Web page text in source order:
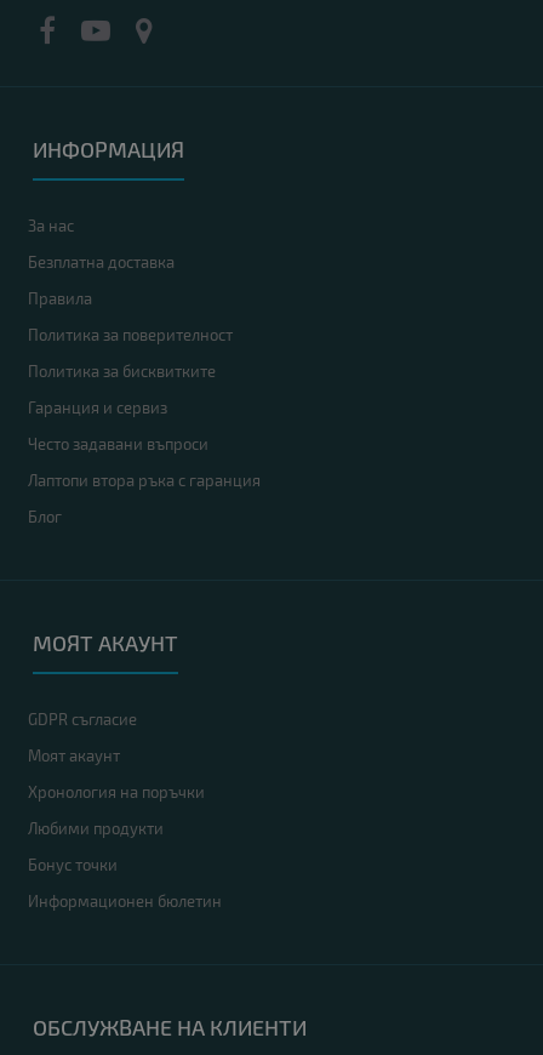
ИНФОРМАЦИЯ
За нас
Безплатна доставка
Правила
Политика за поверителност
Политика за бисквитките
Гаранция и сервиз
Често задавани въпроси
Лаптопи втора ръка с гаранция
Блог
МОЯТ АКАУНТ
GDPR съгласие
Моят акаунт
Хронология на поръчки
Любими продукти
Бонус точки
Информационен бюлетин
ОБСЛУЖВАНЕ НА КЛИЕНТИ